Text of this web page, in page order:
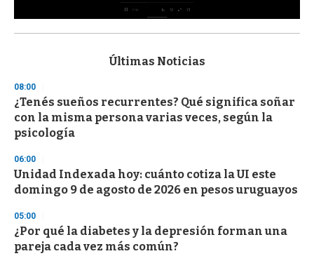
s
d
s
o
f
3
s
e
c
o
d
Últimas Noticias
08:00
¿Tenés sueños recurrentes? Qué significa soñar
con la misma persona varias veces, según la
psicología
06:00
Unidad Indexada hoy: cuánto cotiza la UI este
domingo 9 de agosto de 2026 en pesos uruguayos
05:00
¿Por qué la diabetes y la depresión forman una
pareja cada vez más común?